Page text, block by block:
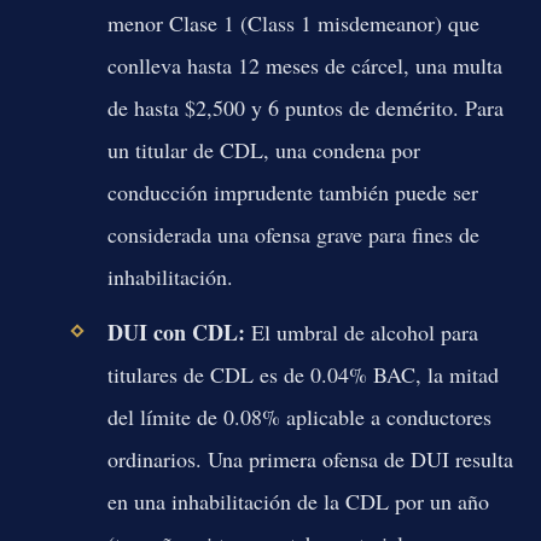
menor Clase 1 (Class 1 misdemeanor) que
conlleva hasta 12 meses de cárcel, una multa
de hasta $2,500 y 6 puntos de demérito. Para
un titular de CDL, una condena por
conducción imprudente también puede ser
considerada una ofensa grave para fines de
inhabilitación.
DUI con CDL: El umbral de alcohol para
titulares de CDL es de 0.04% BAC, la mitad
del límite de 0.08% aplicable a conductores
ordinarios. Una primera ofensa de DUI resulta
en una inhabilitación de la CDL por un año